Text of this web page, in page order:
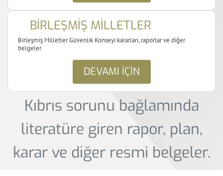
BİRLEŞMİŞ MİLLETLER
Birleşmiş Milletler Güvenlik Konseyi kararları, raporlar ve diğer
belgeler.
DEVAMI IÇIN
Kıbrıs sorunu bağlamında
literatüre giren rapor, plan,
karar ve diğer resmi belgeler.